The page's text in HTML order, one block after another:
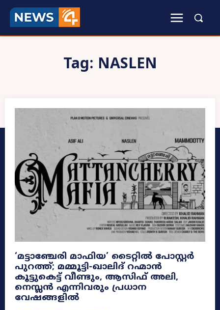
Tag: NASLEN
‘മട്ടാഞ്ചേരി മാഫിയ’ ടൈറ്റിൽ പോസ്റ്റർ
പുറത്ത്; മമ്മൂട്ടി-ഖാലിദ് റഹ്മാൻ
കൂട്ടുകെട്ട് വീണ്ടും, ആസിഫ് അലി,
നെസ്ലൻ എന്നിവരും പ്രധാന
വേഷങ്ങളിൽ